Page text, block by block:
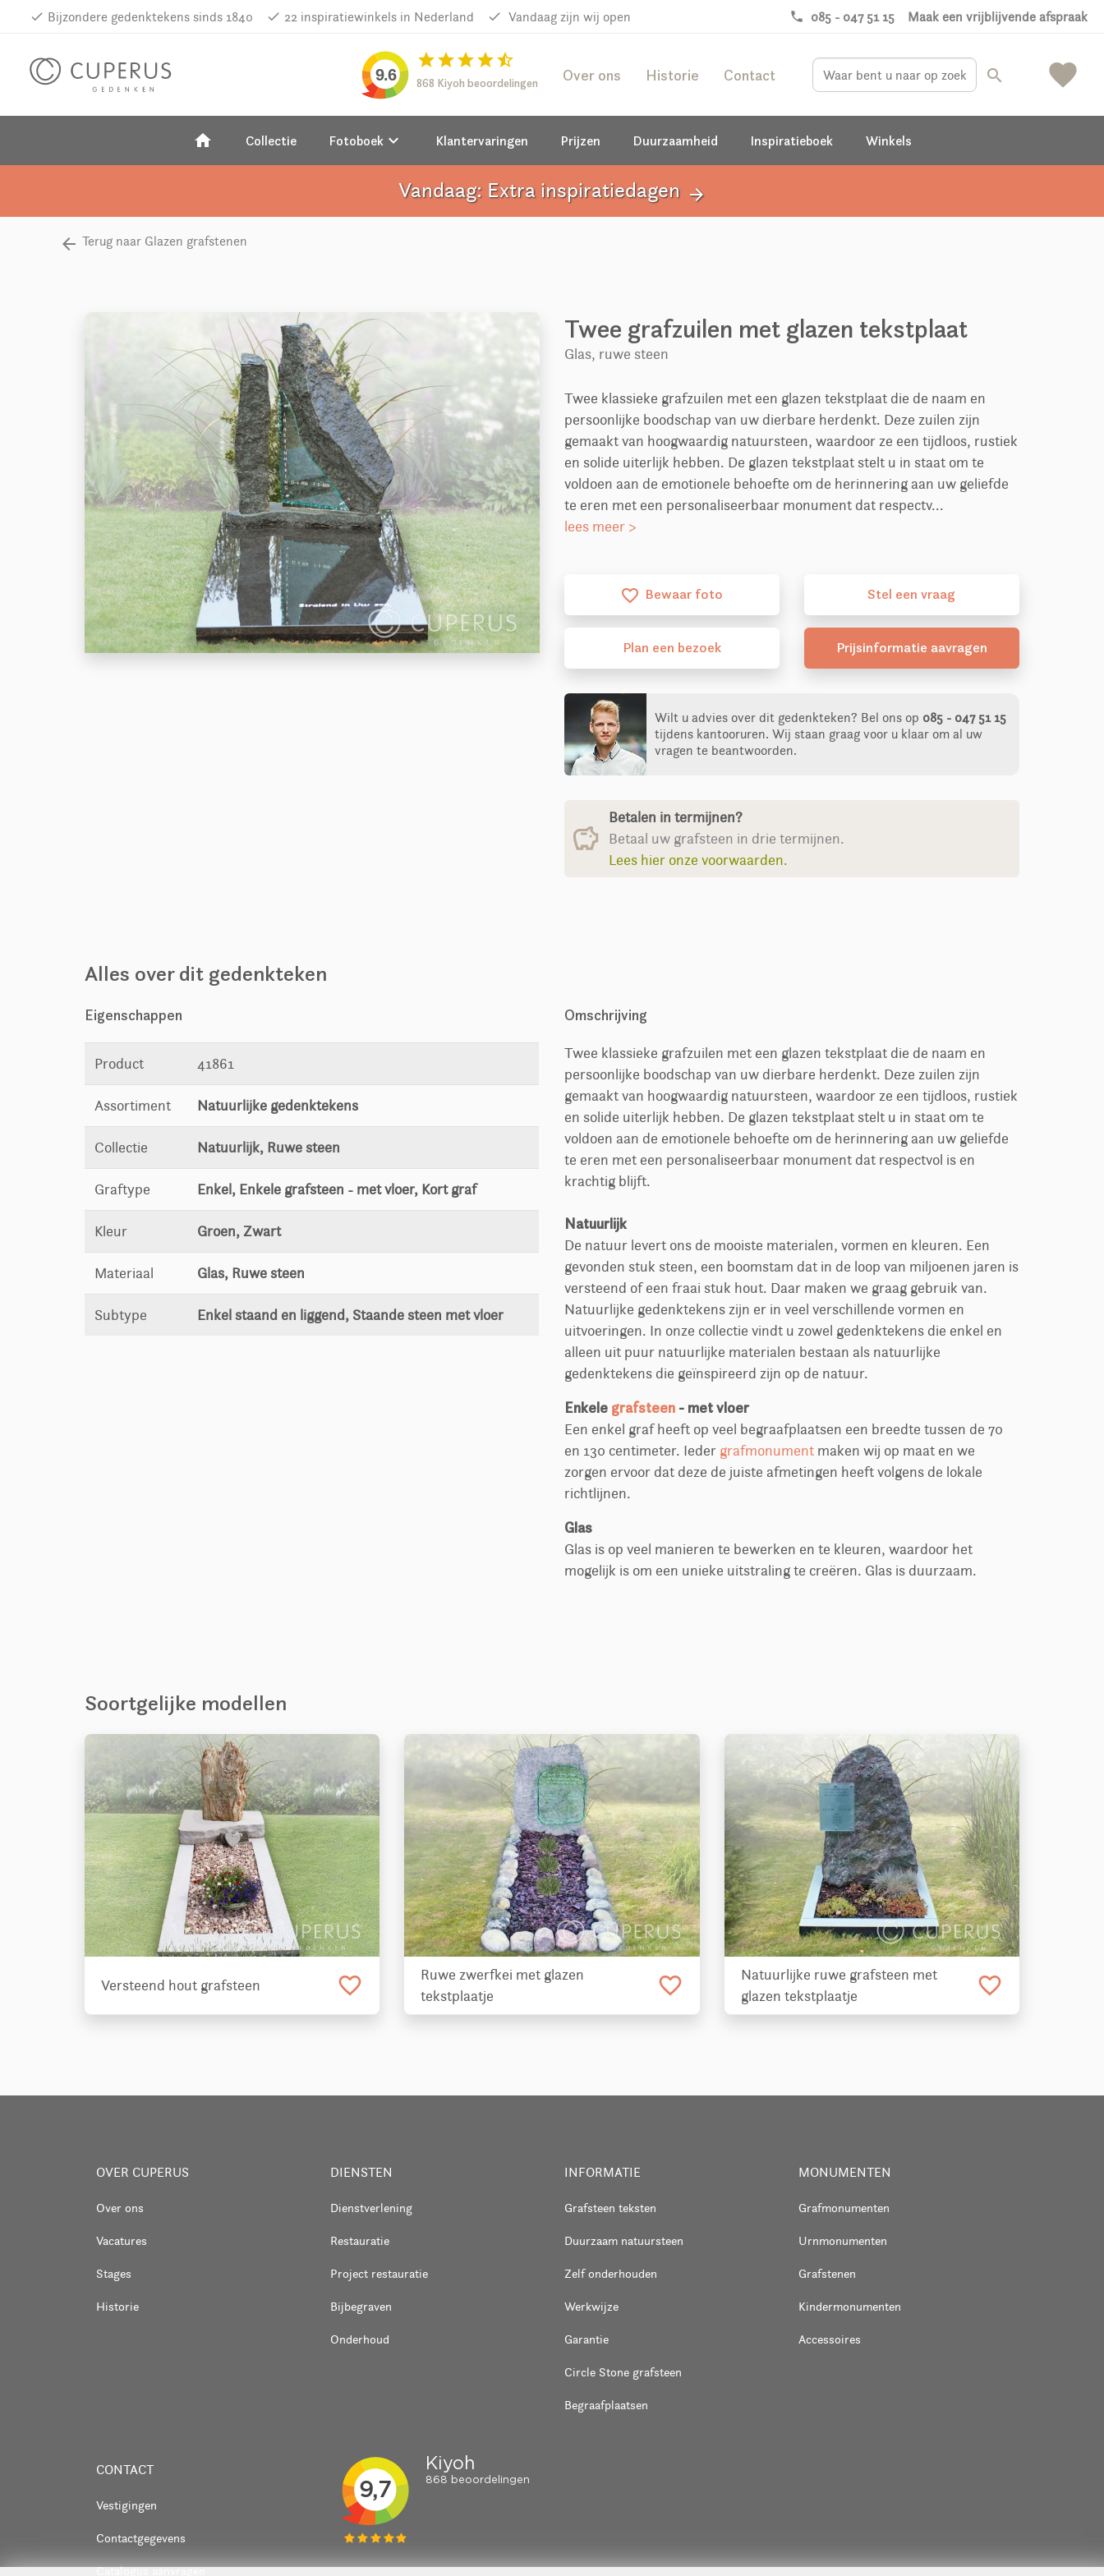
done Bijzondere gedenktekens sinds 1840 done 22 inspiratiewinkels in Nederland done Vandaag zijn wij open phone 085 - 047 51 15 Maak een vrijblijvende afspraak
favorite
9.6
starstarstarstarstar_half
868 Kiyoh beoordelingen Over ons Historie Contact search
home Collectie Fotoboekkeyboard_arrow_down Klantervaringen Prijzen Duurzaamheid Inspiratieboek Winkels
Vandaag: Extra inspiratiedagen arrow_forward
Terug naar Glazen grafstenen
Twee grafzuilen met glazen tekstplaat
Glas, ruwe steen
Twee klassieke grafzuilen met een glazen tekstplaat die de naam en
persoonlijke boodschap van uw dierbare herdenkt. Deze zuilen zijn
gemaakt van hoogwaardig natuursteen, waardoor ze een tijdloos, rustiek
en solide uiterlijk hebben. De glazen tekstplaat stelt u in staat om te
voldoen aan de emotionele behoefte om de herinnering aan uw geliefde
te eren met een personaliseerbaar monument dat respectv...
lees meer >
favorite_border Bewaar foto Stel een vraag
Plan een bezoek Prijsinformatie aavragen
Wilt u advies over dit gedenkteken? Bel ons op 085 - 047 51 15
tijdens kantooruren. Wij staan graag voor u klaar om al uw
vragen te beantwoorden.
Betalen in termijnen?
Betaal uw grafsteen in drie termijnen.
Lees hier onze voorwaarden.
Alles over dit gedenkteken
Eigenschappen
Product 41861
Assortiment Natuurlijke gedenktekens
Collectie Natuurlijk, Ruwe steen
Graftype Enkel, Enkele grafsteen - met vloer, Kort graf
Kleur Groen, Zwart
Materiaal Glas, Ruwe steen
Subtype Enkel staand en liggend, Staande steen met vloer
Omschrijving
Twee klassieke grafzuilen met een glazen tekstplaat die de naam en
persoonlijke boodschap van uw dierbare herdenkt. Deze zuilen zijn
gemaakt van hoogwaardig natuursteen, waardoor ze een tijdloos, rustiek
en solide uiterlijk hebben. De glazen tekstplaat stelt u in staat om te
voldoen aan de emotionele behoefte om de herinnering aan uw geliefde
te eren met een personaliseerbaar monument dat respectvol is en
krachtig blijft.
Natuurlijk
De natuur levert ons de mooiste materialen, vormen en kleuren. Een
gevonden stuk steen, een boomstam dat in de loop van miljoenen jaren is
versteend of een fraai stuk hout. Daar maken we graag gebruik van.
Natuurlijke gedenktekens zijn er in veel verschillende vormen en
uitvoeringen. In onze collectie vindt u zowel gedenktekens die enkel en
alleen uit puur natuurlijke materialen bestaan als natuurlijke
gedenktekens die geïnspireerd zijn op de natuur.
Enkele grafsteen - met vloer
Een enkel graf heeft op veel begraafplaatsen een breedte tussen de 70
en 130 centimeter. Ieder grafmonument maken wij op maat en we
zorgen ervoor dat deze de juiste afmetingen heeft volgens de lokale
richtlijnen.
Glas
Glas is op veel manieren te bewerken en te kleuren, waardoor het
mogelijk is om een unieke uitstraling te creëren. Glas is duurzaam.
Soortgelijke modellen
Versteend hout grafsteen favorite_border
Ruwe zwerfkei met glazen
tekstplaatje
favorite_border
Natuurlijke ruwe grafsteen met
glazen tekstplaatje
favorite_border
OVER CUPERUS
Over ons
Vacatures
Stages
Historie
DIENSTEN
Dienstverlening
Restauratie
Project restauratie
Bijbegraven
Onderhoud
INFORMATIE
Grafsteen teksten
Duurzaam natuursteen
Zelf onderhouden
Werkwijze
Garantie
Circle Stone grafsteen
Begraafplaatsen
MONUMENTEN
Grafmonumenten
Urnmonumenten
Grafstenen
Kindermonumenten
Accessoires
CONTACT
Vestigingen
Contactgegevens
Catalogus aanvragen